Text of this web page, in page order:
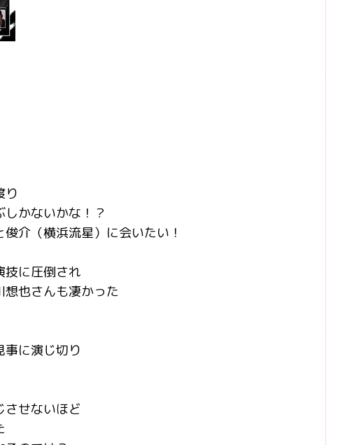
り
かないかな！？
介（横浜流星）に会いたい！
技に圧倒され
也さんも凄かった
事に演じ切り
させないほど